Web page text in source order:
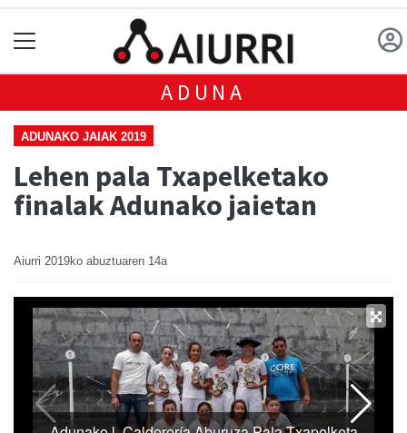
ADUNA
ADUNAKO JAIAK 2019
Lehen pala Txapelketako
finalak Adunako jaietan
Aiurri 2019ko abuztuaren 14a